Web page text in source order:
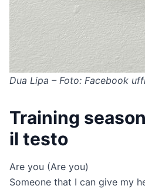
Dua Lipa – Foto: Facebook
Training
il testo
Are you (Are you)
Someone that I can give my